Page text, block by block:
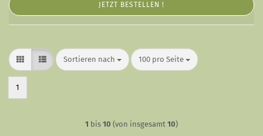
JETZT BESTELLEN !
Sortieren nach
Sortieren nach 100 pro Seite
pro Seite
1
1 bis 10 (von insgesamt 10)